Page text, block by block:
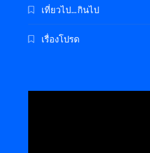
เที่ยวไป…กินไป
เรื่องโปรด